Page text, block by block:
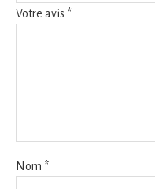
Votre avis *
Nom *